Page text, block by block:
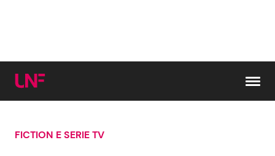
Cerca:
FICTION E SERIE TV